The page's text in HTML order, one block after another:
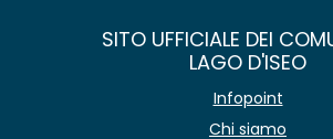
SITO UFFICIALE DEI
LAGO D'ISEO
Infopoint
Chi siamo